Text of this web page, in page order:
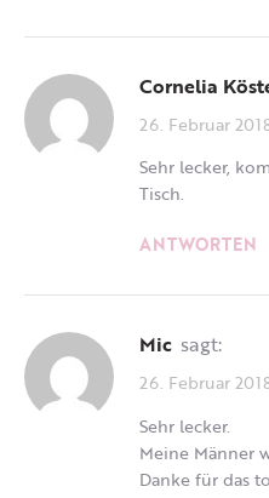
Cornelia
26. Februar
Sehr lecker,
Tisch.
ANTWORTEN
Mic sagt:
26. Februar
Sehr lecker.
Meine Männer
Danke für das